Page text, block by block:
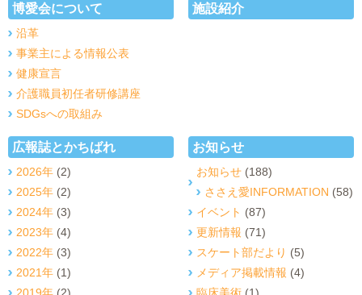
博愛会について
沿革
事業主による情報公表
健康宣言
介護職員初任者研修講座
SDGsへの取組み
施設紹介
広報誌とかちばれ
2026年 (2)
2025年 (2)
2024年 (3)
2023年 (4)
2022年 (3)
2021年 (1)
2019年 (2)
お知らせ
お知らせ(188)
ささえ愛INFORMATION (58)
イベント (87)
更新情報 (71)
スケート部だより (5)
メディア掲載情報 (4)
臨床美術(1)